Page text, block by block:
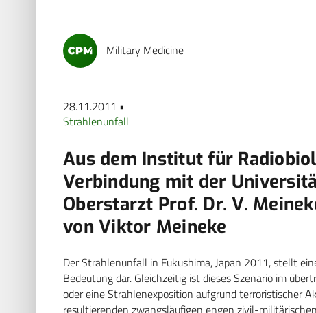
Military Medicine
28.11.2011 •
Strahlenunfall
Aus dem Institut für
Verbindung mit der
Oberstarzt Prof. Dr. V.
von Viktor Meineke
Der Strahlenunfall in Fukushima, Japan 2011, stellt
Bedeutung dar. Gleichzeitig ist dieses Szenario im
oder eine Strahlenexposition aufgrund terroristischer
resultierenden zwangsläufigen engen zivil-